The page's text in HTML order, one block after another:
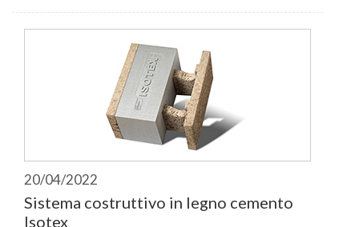
20/04/2022
Sistema costruttivo in legno cemento
Isotex